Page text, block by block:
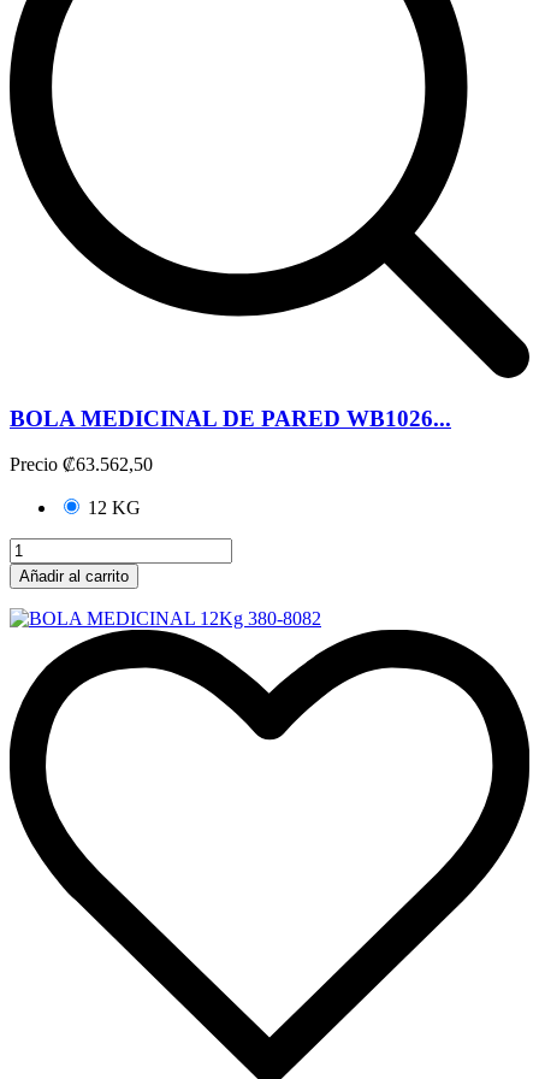
BOLA MEDICINAL DE PARED WB1026...
Precio ₡63.562,50
12 KG
Añadir al carrito